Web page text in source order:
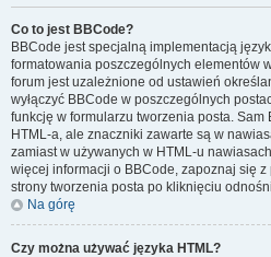
Co to jest BBCode?
BBCode jest specjalną implementacją
formatowania poszczególnych elementów
forum jest uzależnione od ustawień
wyłączyć BBCode w poszczególnych
funkcję w formularzu tworzenia posta. Sam
HTML-a, ale znaczniki zawarte są w
zamiast w używanych w HTML-u
więcej informacji o BBCode, zapoznaj się
strony tworzenia posta po kliknięciu
Na górę
Czy można używać języka HTML?